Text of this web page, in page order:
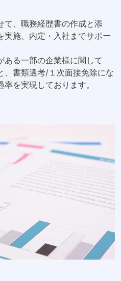
て、職務経歴書の作成と添
実施、内定・入社までサポー
ある一部の企業様に関して
、書類選考/１次面接免除にな
を実現しております。